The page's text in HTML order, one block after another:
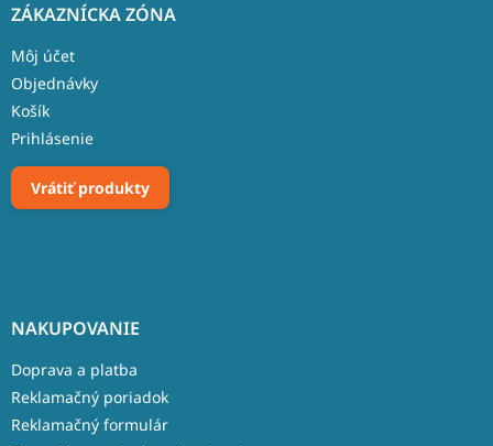
ZÁKAZNÍCKA ZÓNA
Môj účet
Objednávky
Košík
Prihlásenie
Vrátiť produkty
NAKUPOVANIE
Doprava a platba
Reklamačný poriadok
Reklamačný formulár